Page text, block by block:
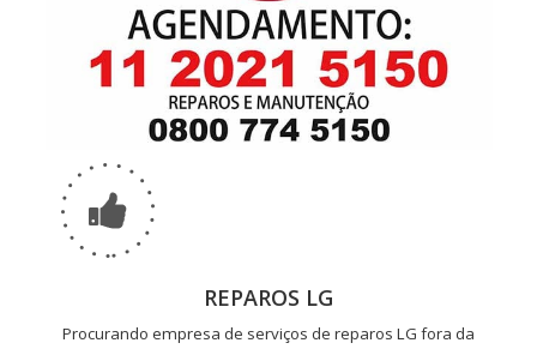
REPAROS LG
Procurando empresa de serviços de reparos LG fora da